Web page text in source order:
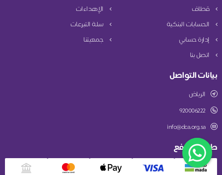
قطاف
الإهداءات
الحسابات البنكية
سلة التبرعات
إدارة حسابي
جمعيتنا
اتصل بنا
بيانات التواصل
الرياض
920006222
info@dca.org.sa
طريقة الدفع